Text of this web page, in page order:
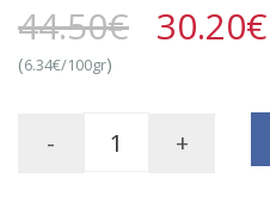
44.50€ 30.20€
(6.34€/100gr)
- +